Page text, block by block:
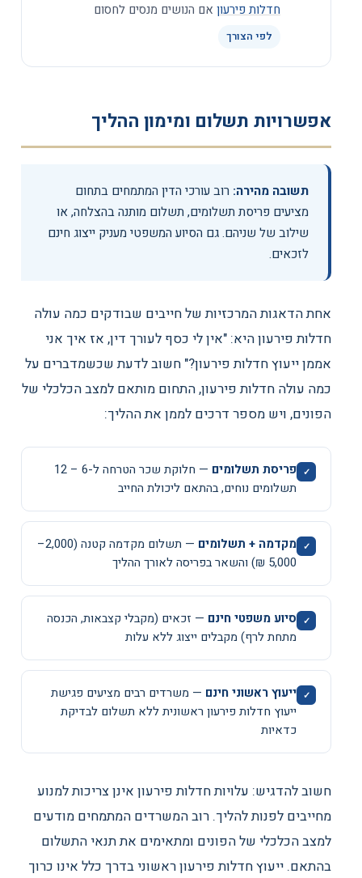
חדלות פירעון אם הנושים מנסים לחסום
לפי הצורך
אפשרויות תשלום ומימון ההליך
תשובה מהירה: רוב עורכי הדין המתמחים בתחום
מציעים פריסת תשלומים, תשלום מותנה בהצלחה, או
שילוב של שניהם. גם הסיוע המשפטי מעניק ייצוג חינם
לזכאים.
אחת הדאגות המרכזיות של חייבים שבודקים כמה עולה
חדלות פירעון היא: "אין לי כסף לעורך דין, אז איך אני
אממן ייעוץ חדלות פירעון?" חשוב לדעת שכשמדברים על
כמה עולה חדלות פירעון, התחום מותאם למצב הכלכלי של
הפונים, ויש מספר דרכים לממן את ההליך:
פריסת תשלומים — חלוקת שכר הטרחה ל-12 – 6
תשלומים נוחים, בהתאם ליכולת החייב
מקדמה + תשלומים
— תשלום מקדמה קטנה (2,000–
5,000 ₪) והשאר בפריסה לאורך ההליך
סיוע משפטי חינם — זכאים (מקבלי קצבאות, הכנסה
מתחת לרף) מקבלים ייצוג ללא עלות
ייעוץ ראשוני חינם — משרדים רבים מציעים פגישת
ייעוץ חדלות פירעון ראשונית ללא תשלום לבדיקת
כדאיות
חשוב להדגיש: עלויות חדלות פירעון אינן צריכות למנוע
מחייבים לפנות להליך. רוב המשרדים המתמחים מודעים
למצב הכלכלי של הפונים ומתאימים את תנאי התשלום
בהתאם. ייעוץ חדלות פירעון ראשוני בדרך כלל אינו כרוך